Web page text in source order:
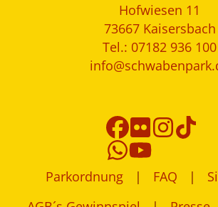
Hofwiesen 11
73667 Kaisersbach
Tel.: 07182 936 100
Parkordnung FAQ